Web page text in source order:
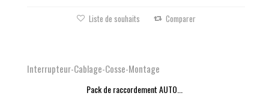
Liste de souhaits Comparer
Interrupteur-Cablage-Cosse-Montage
Pack de raccordement AUTO...